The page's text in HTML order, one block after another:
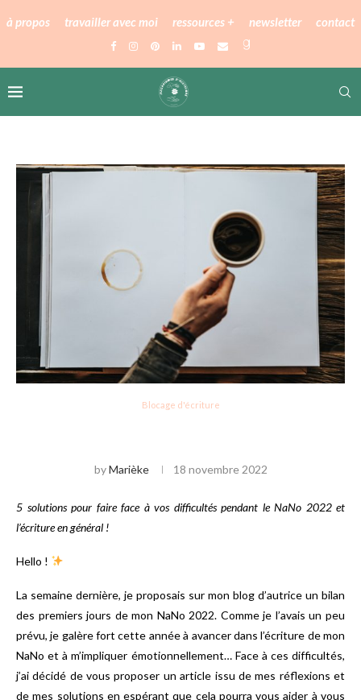
à propos travailler avec moi ressources + newsletter contact
Blocage d'écriture
byMarièke 18 novembre 2022
5 solutions pour faire face à vos difficultés pendant le NaNo 2022 et
l’écriture en général !
Hello !
La semaine dernière, je proposais sur mon blog d’autrice un bilan
des premiers jours de mon NaNo 2022. Comme je l’avais un peu
prévu, je galère fort cette année à avancer dans l’écriture de mon
NaNo et à m’impliquer émotionnellement… Face à ces difficultés,
j’ai décidé de vous proposer un article issu de mes réflexions et
de mes solutions en espérant que cela pourra vous aider à vous